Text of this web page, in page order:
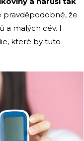
pravděpodobné, že
a malých cév. I
které by tuto